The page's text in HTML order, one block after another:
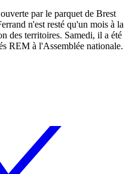
par le parquet de Brest
n'est resté qu'un mois à la
des territoires. Samedi, il a été
REM à l'Assemblée nationale.